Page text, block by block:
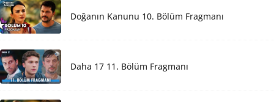
Doğanın Kanunu 10. Bölüm Fragmanı
Daha 17 11. Bölüm Fragmanı